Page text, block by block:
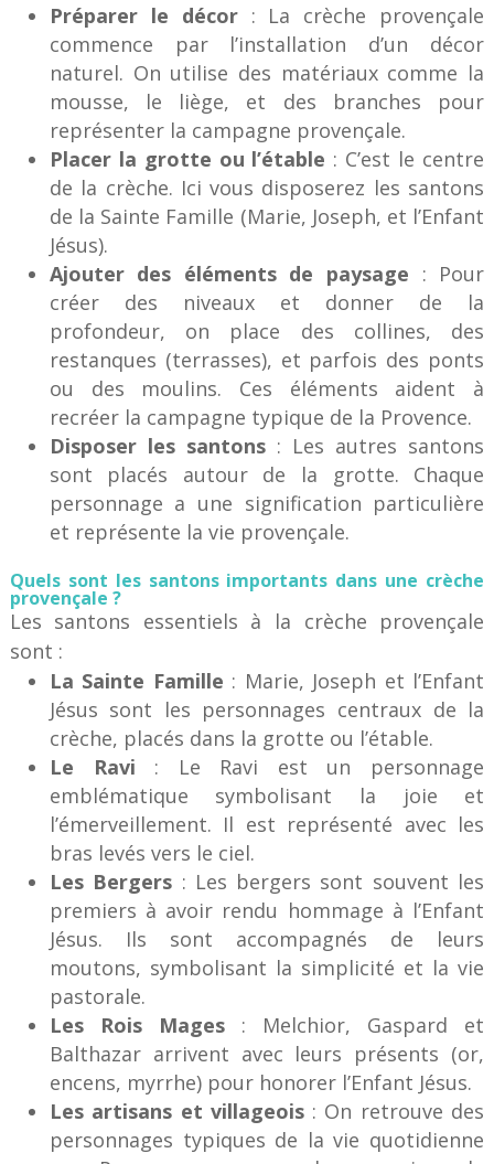
Préparer le décor: La crèche provençale
commence par l’installation d’un décor
naturel. On utilise des matériaux comme la
mousse, le liège, et des branches pour
représenter la campagne provençale.
Placer la grotte ou l’étable : C’est le centre
de la crèche. Ici vous disposerez les santons
de la Sainte Famille (Marie, Joseph, et l’Enfant
Jésus).
Ajouter des éléments de paysage : Pour
créer des niveaux et donner de la
profondeur, on place des collines, des
restanques (terrasses), et parfois des ponts
ou des moulins. Ces éléments aident à
recréer la campagne typique de la Provence.
Disposer les santons: Les autres santons
sont placés autour de la grotte. Chaque
personnage a une signification particulière
et représente la vie provençale.
Quels sont les santons importants dans une crèche
provençale ?
Les santons essentiels à la crèche provençale
sont :
La Sainte Famille : Marie, Joseph et l’Enfant
Jésus sont les personnages centraux de la
crèche, placés dans la grotte ou l’étable.
Le Ravi : Le Ravi est un personnage
emblématique symbolisant la joie et
l’émerveillement. Il est représenté avec les
bras levés vers le ciel.
Les Bergers : Les bergers sont souvent les
premiers à avoir rendu hommage à l’Enfant
Jésus. Ils sont accompagnés de leurs
moutons, symbolisant la simplicité et la vie
pastorale.
Les Rois Mages: Melchior, Gaspard et
Balthazar arrivent avec leurs présents (or,
encens, myrrhe) pour honorer l’Enfant Jésus.
Les artisans et villageois: On retrouve des
personnages typiques de la vie quotidienne